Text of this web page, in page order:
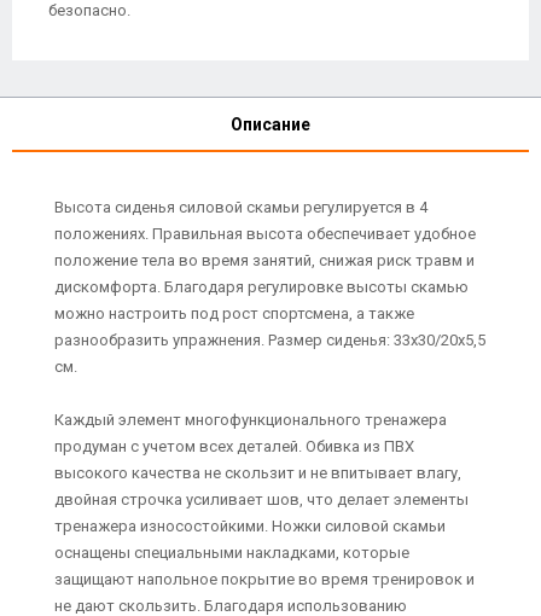
безопасно.
Описание
Высота сиденья силовой скамьи регулируется в 4
положениях. Правильная высота обеспечивает удобное
положение тела во время занятий, снижая риск травм и
дискомфорта. Благодаря регулировке высоты скамью
можно настроить под рост спортсмена, а также
разнообразить упражнения. Размер сиденья: 33х30/20х5,5
см.
Каждый элемент многофункционального тренажера
продуман с учетом всех деталей. Обивка из ПВХ
высокого качества не скользит и не впитывает влагу,
двойная строчка усиливает шов, что делает элементы
тренажера износостойкими. Ножки силовой скамьи
оснащены специальными накладками, которые
защищают напольное покрытие во время тренировок и
не дают скользить. Благодаря использованию